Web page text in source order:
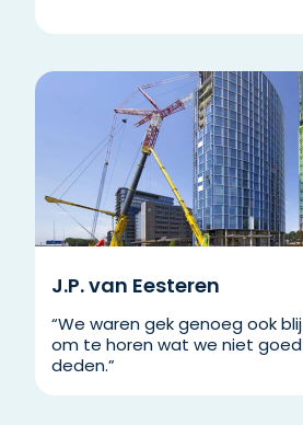
J.P. van Eesteren
“We waren gek genoeg ook blij
om te horen wat we niet goed
deden.”